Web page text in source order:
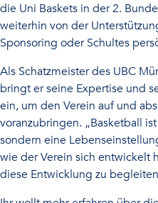
die Uni Baskets in der 2.
weiterhin von der
Sponsoring oder Schultes
Als Schatzmeister des UBC
bringt er seine Expertise und
ein, um den Verein auf und
voranzubringen. „Basketball
sondern eine
wie der Verein sich entwickelt
diese Entwicklung zu